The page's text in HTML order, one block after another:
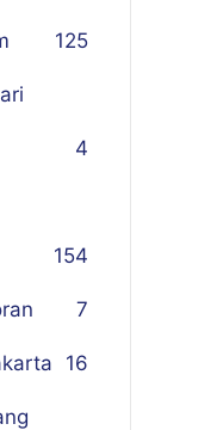
125
4
154
7
16